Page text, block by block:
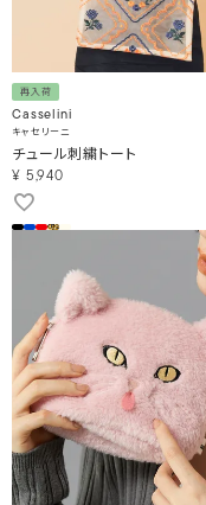
再入荷
Casselini
キャセリーニ
チュール刺繍トート
¥ 5,940